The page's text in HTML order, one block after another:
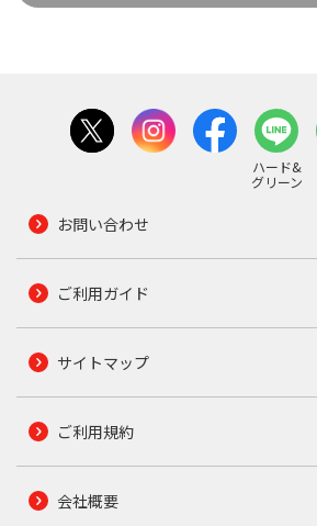
ハード&
グリーン
お問い合わせ
ご利用ガイド
サイトマップ
ご利用規約
会社概要